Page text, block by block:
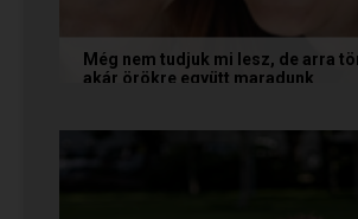
Még nem tudjuk mi lesz, de arra
akár örökre együtt maradunk
nekünk, akiknél néhány találkozás